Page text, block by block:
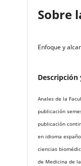
Sobre
Enfoque y
Anales de la
publicación
publicación
en idioma
ciencias
de Medicina de